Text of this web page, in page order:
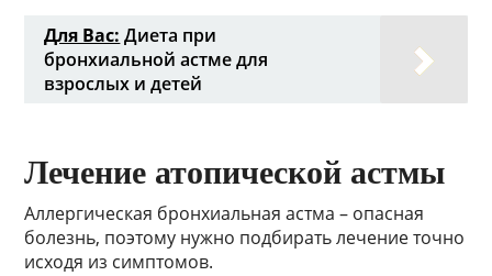
Для Вас: Диета при
бронхиальной астме для
взрослых и детей
Лечение атопической астмы
Аллергическая бронхиальная астма – опасная
болезнь, поэтому нужно подбирать лечение точно
исходя из симптомов.